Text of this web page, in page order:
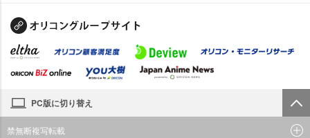
PC版に切り替え
禁無断複写転載